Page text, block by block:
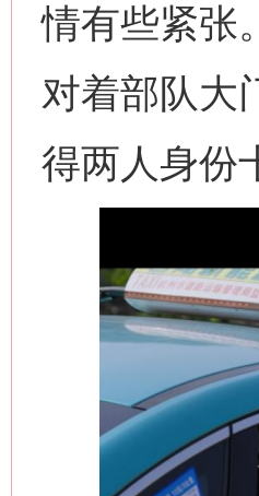
情有些紧张
对着部队大
得两人身份